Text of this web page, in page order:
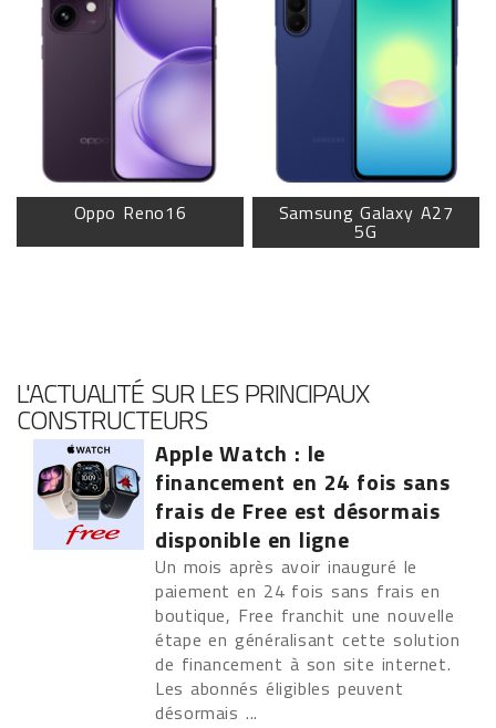
Oppo Reno16 Samsung Galaxy A27
5G
L'ACTUALITÉ SUR LES PRINCIPAUX
CONSTRUCTEURS
Apple Watch : le
financement en 24 fois sans
frais de Free est désormais
disponible en ligne
Un mois après avoir inauguré le
paiement en 24 fois sans frais en
boutique, Free franchit une nouvelle
étape en généralisant cette solution
de financement à son site internet.
Les abonnés éligibles peuvent
désormais ...